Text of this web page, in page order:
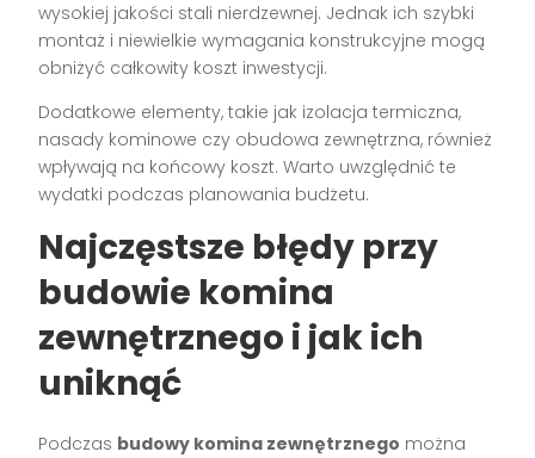
wysokiej jakości stali nierdzewnej. Jednak ich szybki
montaż i niewielkie wymagania konstrukcyjne mogą
obniżyć całkowity koszt inwestycji.
Dodatkowe elementy, takie jak izolacja termiczna,
nasady kominowe czy obudowa zewnętrzna, również
wpływają na końcowy koszt. Warto uwzględnić te
wydatki podczas planowania budżetu.
Najczęstsze błędy przy
budowie komina
zewnętrznego i jak ich
uniknąć
Podczas budowy komina zewnętrznego można